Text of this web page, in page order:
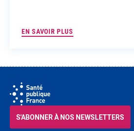
EN SAVOIR PLUS
S'ABONNER À NOS NEWSLETTERS